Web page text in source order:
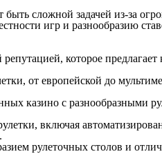
сложной задачей из-за
игр и разнообразию
репутацией, которое
от европейской до
казино с разнообразными
включая
рулеточных столов и